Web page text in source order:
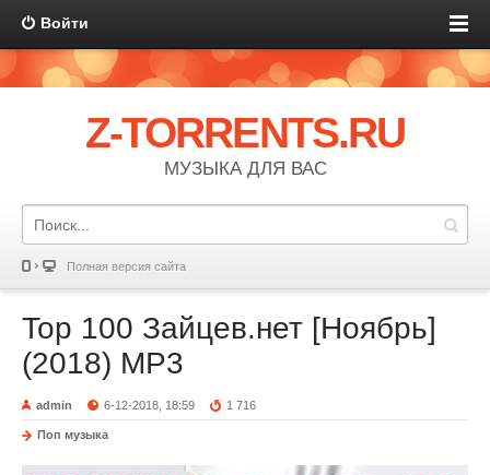
Войти
Z-TORRENTS.RU
МУЗЫКА ДЛЯ ВАС
Полная версия сайта
Top 100 Зайцев.нет [Ноябрь]
(2018) MP3
admin 6-12-2018, 18:59 1 716
Поп музыка